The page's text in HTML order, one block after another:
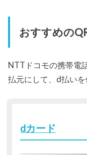
おすすめの
NTTドコモの携帯電
払元にして、d払いを
dカード